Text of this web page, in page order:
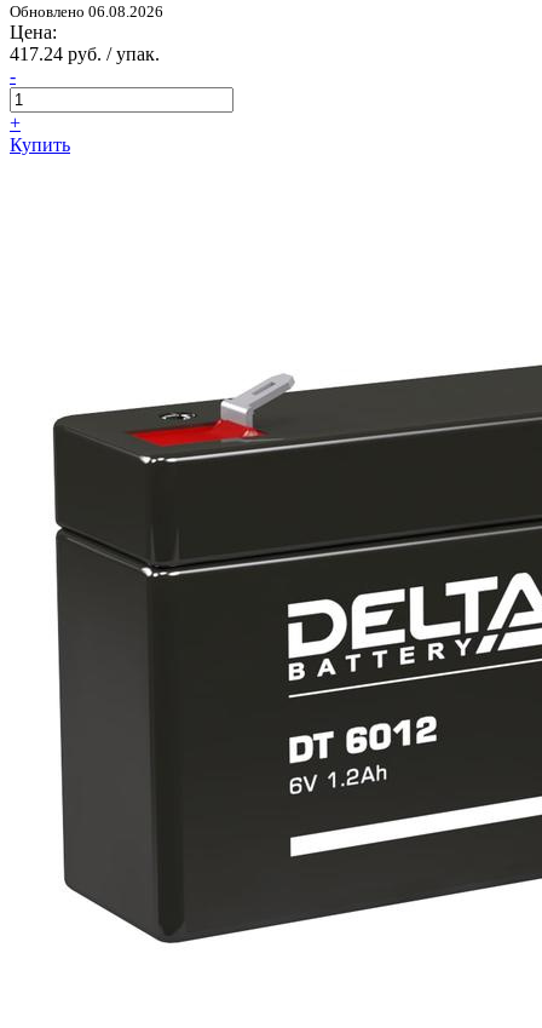
Обновлено 06.08.2026
Цена:
417.24 руб. / упак.
-
+
Купить